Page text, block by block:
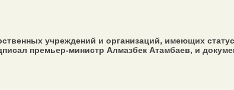
учреждений и организаций, имеющих
премьер-министр Алмазбек Атамбаев, и